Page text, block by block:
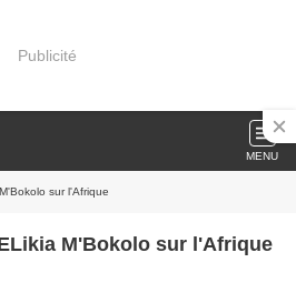
Publicité
MENU
sur l'Afrique
M'Bokolo sur l'Afrique